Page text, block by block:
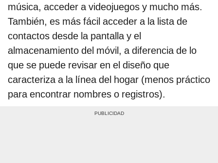
música, acceder a videojuegos y mucho más.
También, es más fácil acceder a la lista de
contactos desde la pantalla y el
almacenamiento del móvil, a diferencia de lo
que se puede revisar en el diseño que
caracteriza a la línea del hogar (menos práctico
para encontrar nombres o registros).